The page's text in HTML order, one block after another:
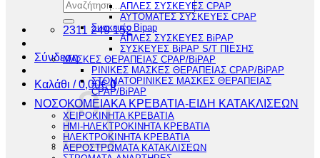
Αναζήτηση
για:
2311 249 152
Σύνδεση
Καλάθι /0,00€ 0
ΑΠΛΕΣ ΣΥΣΚΕΥΕΣ CPAP
ΑΥΤΟΜΑΤΕΣ ΣΥΣΚΕΥΕΣ CPAP
Συσκευές Bipap
ΑΠΛΕΣ ΣΥΣΚΕΥΕΣ BiPAP
ΣΥΣΚΕΥΕΣ BiPAP S/T ΠΙΕΣΗΣ
ΜΑΣΚΕΣ ΘΕΡΑΠΕΙΑΣ CPAP/BiPAP
ΡΙΝΙΚΕΣ ΜΑΣΚΕΣ ΘΕΡΑΠΕΙΑΣ CPAP/BiPAP
ΣΤΟΜΑΤΟΡΙΝΙΚΕΣ ΜΑΣΚΕΣ ΘΕΡΑΠΕΙΑΣ
CPAP/BiPAP
ΝΟΣΟΚΟΜΕΙΑΚΑ ΚΡΕΒΑΤΙΑ-ΕΙΔΗ ΚΑΤΑΚΛΙΣΕΩΝ
ΧΕΙΡΟΚΙΝΗΤΑ ΚΡΕΒΑΤΙΑ
ΗΜΙ-ΗΛΕΚΤΡΟΚΙΝΗΤΑ ΚΡΕΒΑΤΙΑ
ΗΛΕΚΤΡΟΚΙΝΗΤΑ ΚΡΕΒΑΤΙΑ
ΑΕΡΟΣΤΡΩΜΑΤΑ ΚΑΤΑΚΛΙΣΕΩΝ